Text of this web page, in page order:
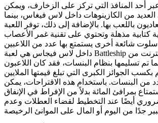
أحد المنافذ التي تركز على الزخارف، ويمكن
من الكازينوهات داخل لاس فيغاس، بينما
باللعب بها. بالإضافة إلى ذلك، توفر اللعبة
كتابية مذهلة وتحتوي على تقنية غمر الأعصاب
سلوت شائعة أخرى يستمتع بها عدد من اللاعبين
داخل لاس فيجاس هي لعبة Battleship عبر الإنترنت من WMS. نظرًا
تم تسليمها بنظام البنسات، فقد كان اللاعبون
الجوائز الكبرى التي تبلغ قيمتها الملايين
من البنسات. باستخدام هذه الاقتراحات، يمكن
بمرافئ المائة بدلاً من الإفراط في الإنفاق
أيضًا عند التخطيط لقضاء العطلات وعدم